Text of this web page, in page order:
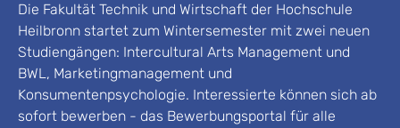
Die Fakultät Technik und Wirtschaft der Hochschule
Heilbronn startet zum Wintersemester mit zwei neuen
Studiengängen: Intercultural Arts Management und
BWL, Marketingmanagement und
Konsumentenpsychologie. Interessierte können sich ab
sofort bewerben - das Bewerbungsportal für alle